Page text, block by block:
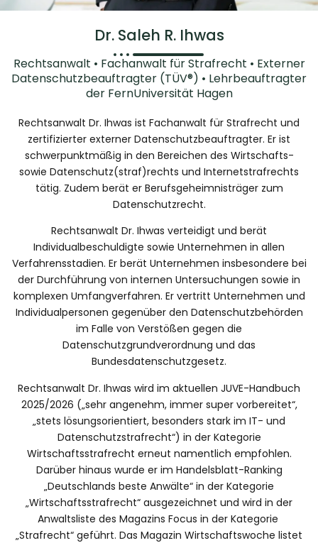
Dr. Saleh R. Ihwas
Rechtsanwalt • Fachanwalt für Strafrecht • Externer
Datenschutzbeauftragter (TÜV®) • Lehrbeauftragter
der FernUniversität Hagen
Rechtsanwalt Dr. Ihwas ist Fachanwalt für Strafrecht und
zertifizierter externer Datenschutzbeauftragter. Er ist
schwerpunktmäßig in den Bereichen des Wirtschafts-
sowie Datenschutz(straf)rechts und Internetstrafrechts
tätig. Zudem berät er Berufsgeheimnisträger zum
Datenschutzrecht.
Rechtsanwalt Dr. Ihwas verteidigt und berät
Individualbeschuldigte sowie Unternehmen in allen
Verfahrensstadien. Er berät Unternehmen insbesondere bei
der Durchführung von internen Untersuchungen sowie in
komplexen Umfangverfahren. Er vertritt Unternehmen und
Individualpersonen gegenüber den Datenschutzbehörden
im Falle von Verstößen gegen die
Datenschutzgrundverordnung und das
Bundesdatenschutzgesetz.
Rechtsanwalt Dr. Ihwas wird im aktuellen JUVE-Handbuch
2025/2026 („sehr angenehm, immer super vorbereitet“,
„stets lösungsorientiert, besonders stark im IT- und
Datenschutzstrafrecht“) in der Kategorie
Wirtschaftsstrafrecht erneut namentlich empfohlen.
Darüber hinaus wurde er im Handelsblatt-Ranking
„Deutschlands beste Anwälte“ in der Kategorie
„Wirtschaftsstrafrecht“ ausgezeichnet und wird in der
Anwaltsliste des Magazins Focus in der Kategorie
„Strafrecht“ geführt. Das Magazin Wirtschaftswoche listet